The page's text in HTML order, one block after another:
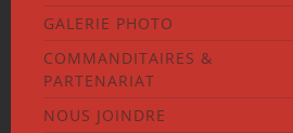
GALERIE PHOTO
COMMANDITAIRES &
PARTENARIAT
NOUS JOINDRE